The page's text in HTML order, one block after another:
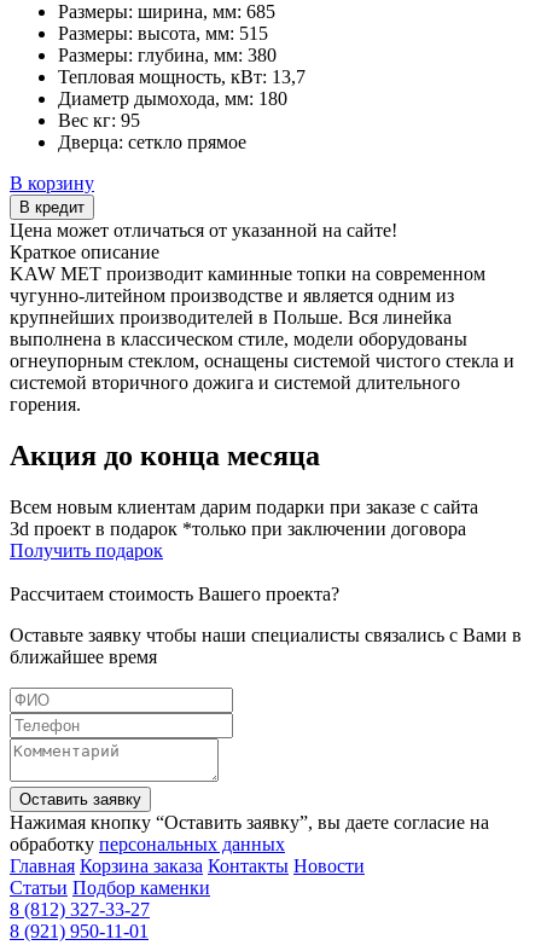
Размеры: ширина, мм: 685
Размеры: высота, мм: 515
Размеры: глубина, мм: 380
Тепловая мощность, кВт: 13,7
Диаметр дымохода, мм: 180
Вес кг: 95
Дверца: сеткло прямое
В корзину
В кредит
Цена может отличаться от указанной на сайте!
Краткое описание
KAW MET производит каминные топки на современном
чугунно-литейном производстве и является одним из
крупнейших производителей в Польше. Вся линейка
выполнена в классическом стиле, модели оборудованы
огнеупорным стеклом, оснащены системой чистого стекла и
системой вторичного дожига и системой длительного
горения.
Акция до конца месяца
Всем новым клиентам дарим подарки при заказе с сайта
3d проект в подарок *только при заключении договора
Получить подарок
Рассчитаем стоимость Вашего проекта?
Оставьте заявку чтобы наши специалисты связались с Вами в
ближайшее время
Оставить заявку
Нажимая кнопку “Оставить заявку”, вы даете согласие на
обработку персональных данных
Главная Корзина заказа Контакты Новости
Статьи Подбор каменки
8 (812) 327-33-27
8 (921) 950-11-01